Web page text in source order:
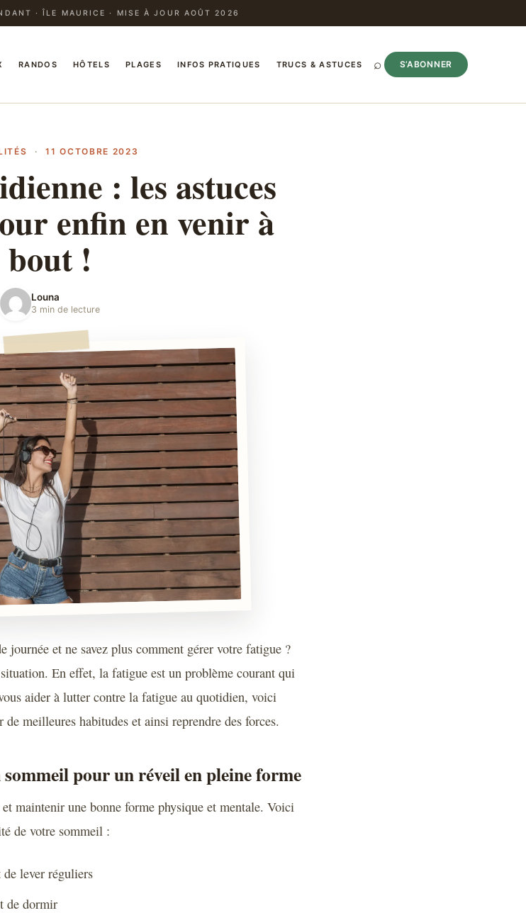
· ÎLE MAURICE · MISE À JOUR AOÛT 2026
RANDOS HÔTELS PLAGES INFOS PRATIQUES TRUCS & ASTUCES ⌕ S’ABONNER
· 11 OCTOBRE 2023
: les astuces
enfin en venir à
bout !
Louna
3 min de lecture
journée et ne savez plus comment gérer votre fatigue ?
situation. En effet, la fatigue est un problème courant qui
aider à lutter contre la fatigue au quotidien, voici
meilleures habitudes et ainsi reprendre des forces.
pour un réveil en pleine forme
maintenir une bonne forme physique et mentale. Voici
de votre sommeil :
de lever réguliers
de dormir